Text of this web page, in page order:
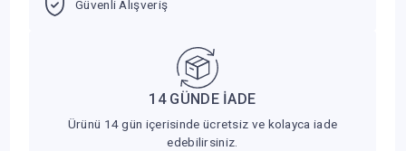
Güvenli Alışveriş
14 GÜNDE İADE
Ürünü 14 gün içerisinde ücretsiz ve kolayca iade
edebilirsiniz.